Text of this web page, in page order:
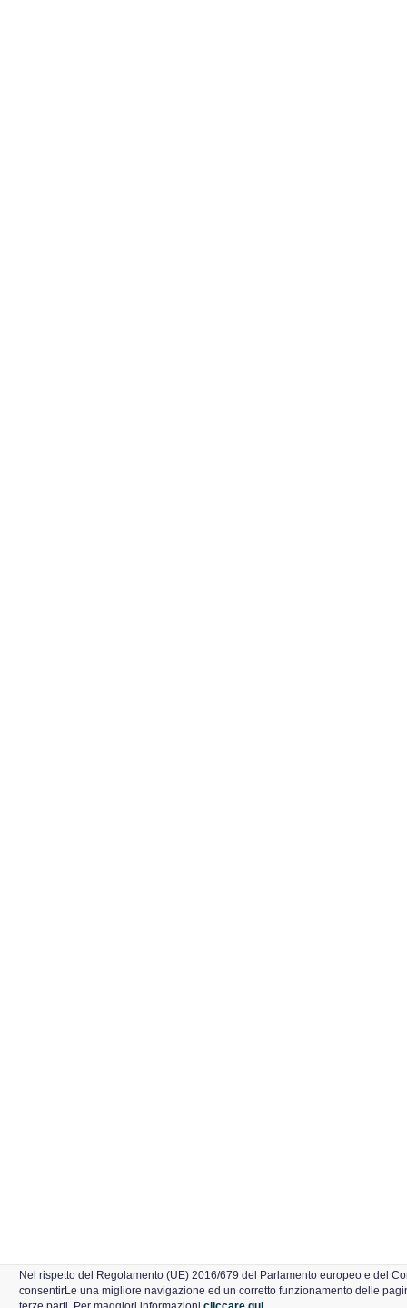
Nel rispetto del Regolamento (UE) 2016/679 del Parlamento europeo e del
consentirLe una migliore navigazione ed un corretto funzionamento delle